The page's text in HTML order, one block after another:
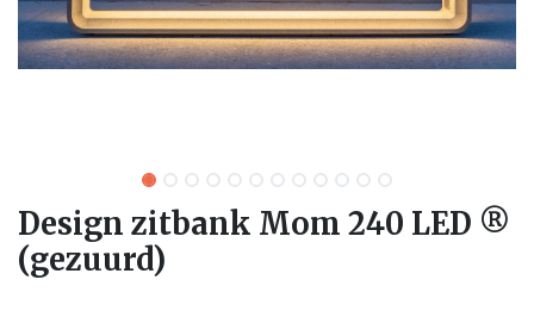
Design zitbank Mom 240 LED ®
(gezuurd)